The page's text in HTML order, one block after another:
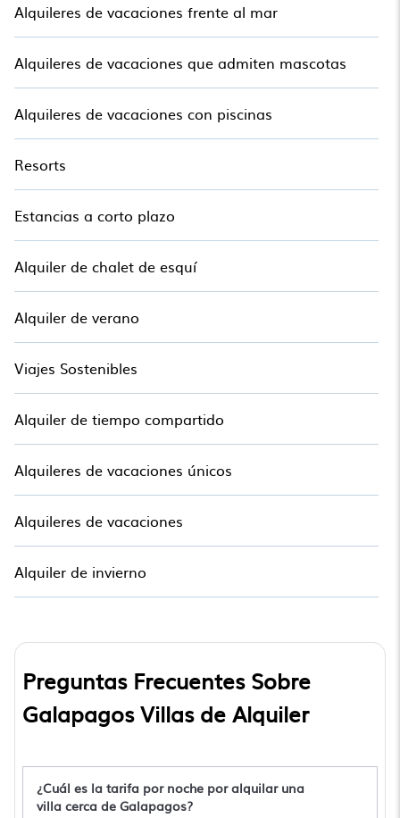
Alquileres de vacaciones frente al mar
Alquileres de vacaciones que admiten mascotas
Alquileres de vacaciones con piscinas
Resorts
Estancias a corto plazo
Alquiler de chalet de esquí
Alquiler de verano
Viajes Sostenibles
Alquiler de tiempo compartido
Alquileres de vacaciones únicos
Alquileres de vacaciones
Alquiler de invierno
Preguntas Frecuentes Sobre
Galapagos Villas de Alquiler
¿Cuál es la tarifa por noche por alquilar una
villa cerca de Galapagos?